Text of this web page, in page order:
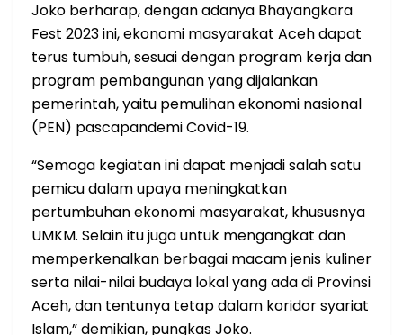
Joko berharap, dengan adanya Bhayangkara
Fest 2023 ini, ekonomi masyarakat Aceh dapat
terus tumbuh, sesuai dengan program kerja dan
program pembangunan yang dijalankan
pemerintah, yaitu pemulihan ekonomi nasional
(PEN) pascapandemi Covid-19.
“Semoga kegiatan ini dapat menjadi salah satu
pemicu dalam upaya meningkatkan
pertumbuhan ekonomi masyarakat, khususnya
UMKM. Selain itu juga untuk mengangkat dan
memperkenalkan berbagai macam jenis kuliner
serta nilai-nilai budaya lokal yang ada di Provinsi
Aceh, dan tentunya tetap dalam koridor syariat
Islam,” demikian, pungkas Joko.